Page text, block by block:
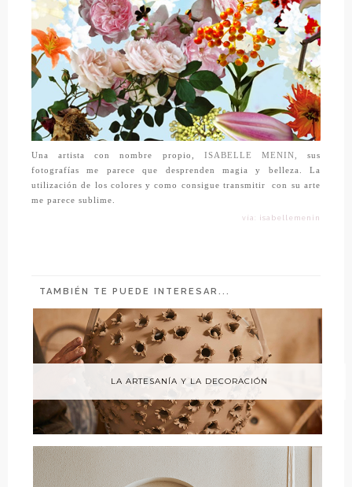
Una artista con nombre propio, ISABELLE MENIN,
sus
fotografías me parece que desprenden magia y belleza. La
utilización de los colores y como consigue transmitir
con su arte
me parece sublime.
vía: isabellemenin
TAMBIÉN TE PUEDE INTERESAR...
LA ARTESANÍA Y LA DECORACIÓN